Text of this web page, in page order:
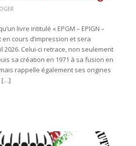
livre intitulé « EPGM – EPIGN –
en cours d’impression et sera
Celui-ci retrace, non seulement
sa création en 1971 à sa fusion en
rappelle également ses origines
[…]